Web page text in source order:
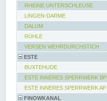
RHEINE UNTERSCHLEUSE
LINGEN-DARME
DALUM
RÜHLE
VERSEN WEHRDURCHSTICH
ESTE
BUXTEHUDE
ESTE INNERES SPERRWERK BP
ESTE INNERES SPERRWERK AP
FINOWKANAL